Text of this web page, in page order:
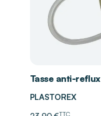
Tasse anti-reflux
PLASTOREX
TTC